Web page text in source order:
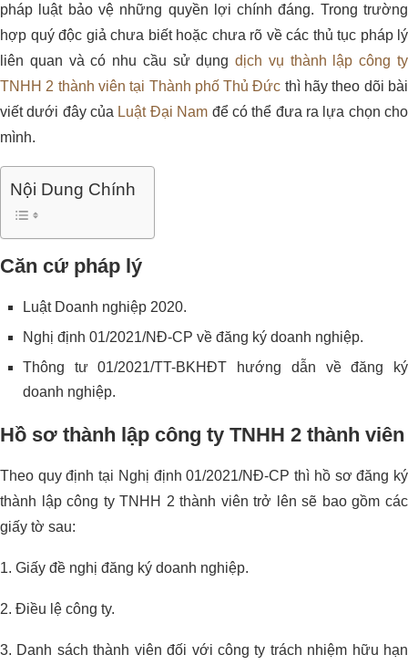
pháp luật bảo vệ những quyền lợi chính đáng. Trong trường
hợp quý độc giả chưa biết hoặc chưa rõ về các thủ tục pháp lý
liên quan và có nhu cầu sử dụngdịch vụ thành lập công ty
TNHH 2 thành viên tại Thành phố Thủ Đức thì hãy theo dõi bài
viết dưới đây của Luật Đại Nam để có thể đưa ra lựa chọn cho
mình.
Nội Dung Chính
Căn cứ pháp lý
Luật Doanh nghiệp 2020.
Nghị định 01/2021/NĐ-CP về đăng ký doanh nghiệp.
Thông tư 01/2021/TT-BKHĐT hướng dẫn về đăng ký
doanh nghiệp.
Hồ sơ thành lập công ty TNHH 2 thành viên
Theo quy định tại Nghị định 01/2021/NĐ-CP thì hồ sơ đăng ký
thành lập công ty TNHH 2 thành viên trở lên sẽ bao gồm các
giấy tờ sau:
1. Giấy đề nghị đăng ký doanh nghiệp.
2. Điều lệ công ty.
3. Danh sách thành viên đối với công ty trách nhiệm hữu hạn